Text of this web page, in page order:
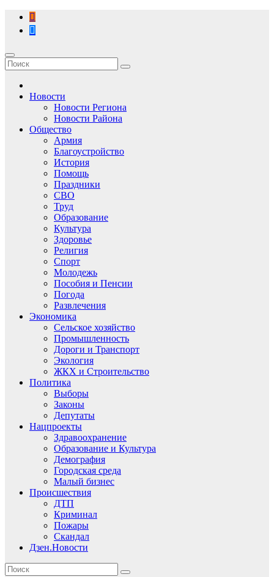
Перейти
содержимому
Новости
Новости Региона
Новости Района
Общество
Армия
Благоустройство
История
Помощь
Праздники
СВО
Труд
Образование
Культура
Здоровье
Религия
Спорт
Молодежь
Пособия и Пенсии
Погода
Развлечения
Экономика
Сельское хозяйство
Промышленность
Дороги и Транспорт
Экология
ЖКХ и Строительство
Политика
Выборы
Законы
Депутаты
Нацпроекты
Здравоохранение
Образование и Культура
Демография
Городская среда
Малый бизнес
Происшествия
ДТП
Криминал
Пожары
Скандал
Дзен.Новости